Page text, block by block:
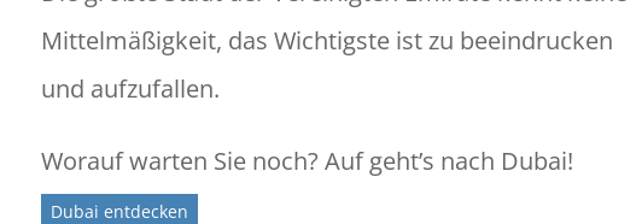
Mittelmäßigkeit, das Wichtigste ist zu beeindrucken
und aufzufallen.
Worauf warten Sie noch? Auf geht’s nach Dubai!
Dubai entdecken